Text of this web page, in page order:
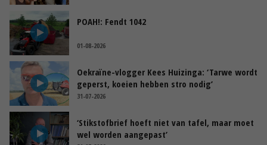
POAH!: Fendt 1042
01-08-2026
Oekraïne-vlogger Kees Huizinga: ‘Tarwe wordt
geperst, koeien hebben stro nodig’
31-07-2026
‘Stikstofbrief hoeft niet van tafel, maar moet
wel worden aangepast’